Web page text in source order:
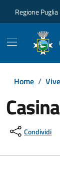
Regione Puglia
Home /
Condividi